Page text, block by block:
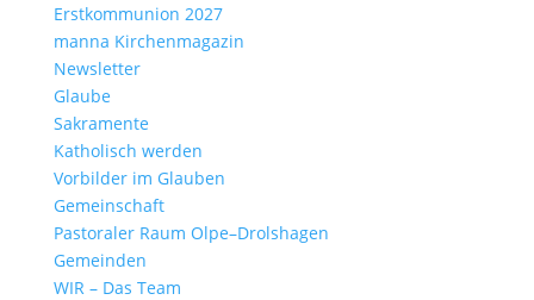
Erst­kom­mu­nion 2027
manna Kirchen­ma­gazin
News­letter
Glaube
Sakra­mente
Katho­lisch werden
Vorbilder im Glauben
Gemein­schaft
Pasto­raler Raum Olpe–Drolshagen
Gemeinden
WIR – Das Team